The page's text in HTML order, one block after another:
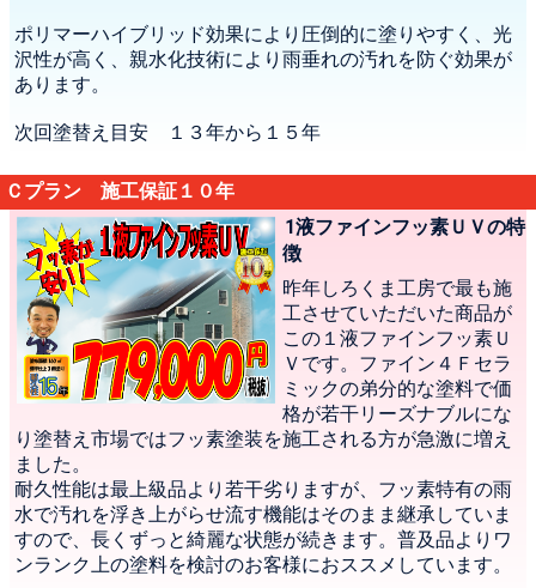
ポリマーハイブリッド効果により圧倒的に塗りやすく、光
沢性が高く、親水化技術により雨垂れの汚れを防ぐ効果が
あります。
次回塗替え目安 １３年から１５年
Ｃプラン 施工保証１０年
1液ファインフッ素ＵＶの特
徴
昨年しろくま工房で最も施
工させていただいた商品が
この１液ファインフッ素Ｕ
Ｖです。ファイン４Ｆセラ
ミックの弟分的な塗料で価
格が若干リーズナブルにな
り塗替え市場ではフッ素塗装を施工される方が急激に増え
ました。
耐久性能は最上級品より若干劣りますが、フッ素特有の雨
水で汚れを浮き上がらせ流す機能はそのまま継承していま
すので、長くずっと綺麗な状態が続きます。普及品よりワ
ンランク上の塗料を検討のお客様におススメしています。